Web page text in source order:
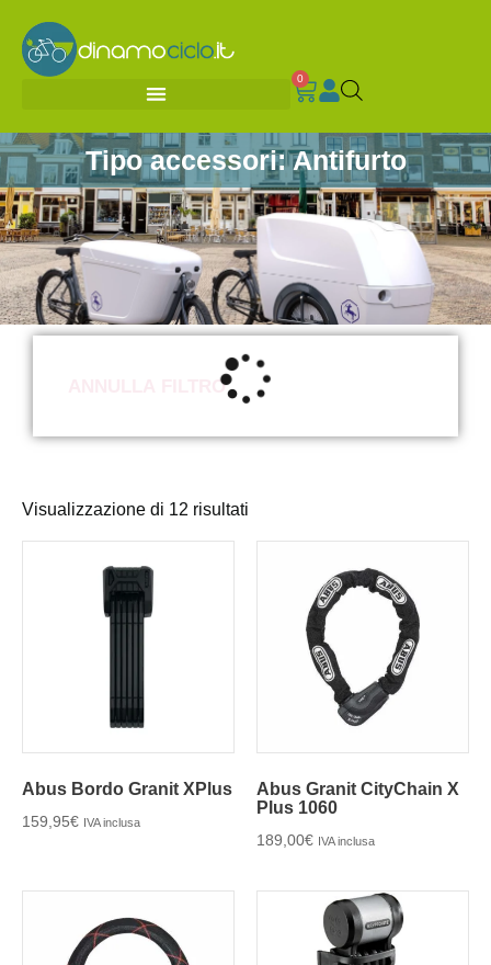
0
Tipo accessori: Antifurto
ANNULLA FILTRO
Visualizzazione di 12 risultati
Abus Bordo Granit XPlus
159,95€ IVA inclusa
Abus Granit CityChain X
Plus 1060
189,00€ IVA inclusa